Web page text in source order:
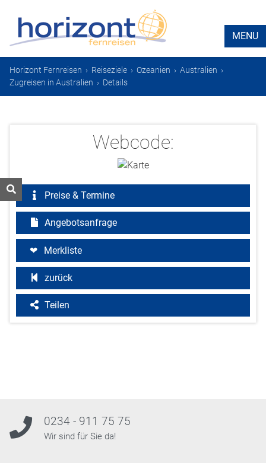
MENU
Horizont Fernreisen › Reiseziele › Ozeanien › Australien ›
Zugreisen in Australien › Details
Webcode:
Preise & Termine
Angebotsanfrage
Merkliste
zurück
Teilen
0234 - 911 75 75
Wir sind für Sie da!